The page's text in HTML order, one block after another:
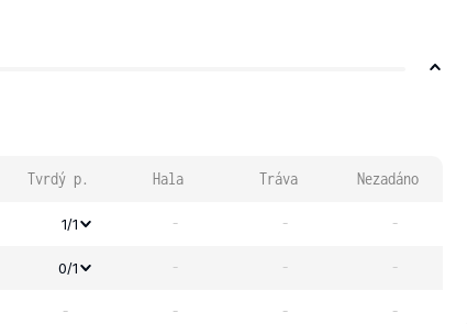
Tvrdý p. Hala Tráva Nezadáno
1/1 - - -
0/1 - - -
- - - -